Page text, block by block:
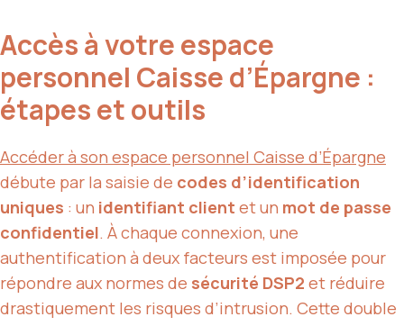
Accès à votre espace
personnel Caisse d’Épargne :
étapes et outils
Accéder à son espace personnel Caisse d’Épargne
débute par la saisie de codes d’identification
uniques : un identifiant client et un mot de passe
confidentiel. À chaque connexion, une
authentification à deux facteurs est imposée pour
répondre aux normes de sécurité DSP2 et réduire
drastiquement les risques d’intrusion. Cette double